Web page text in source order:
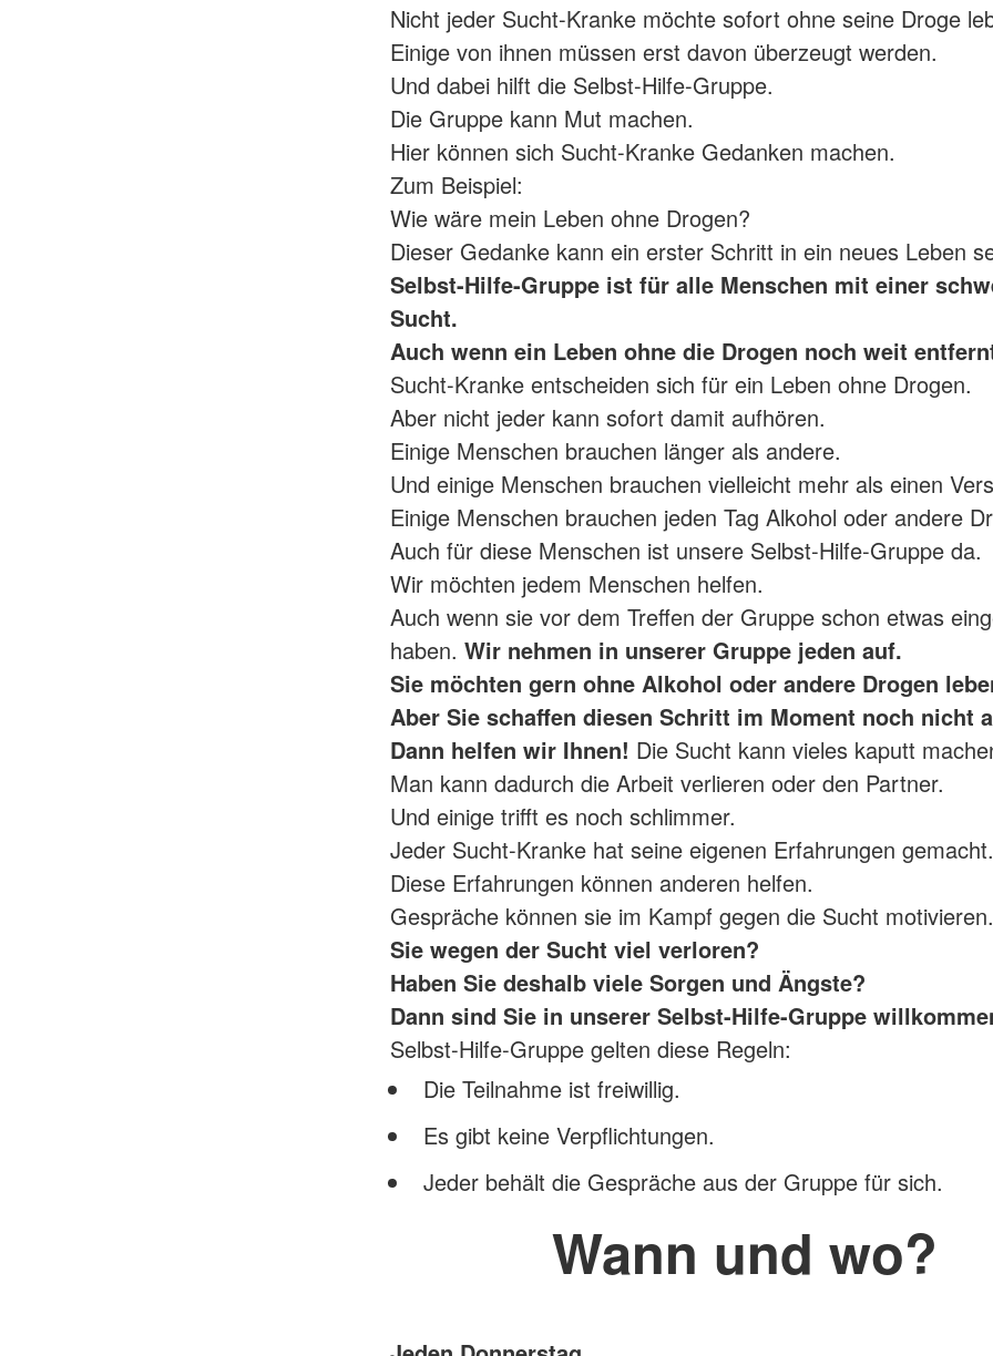
Nicht jeder Sucht-Kranke möchte sofort ohne seine Droge
Einige von ihnen müssen erst davon überzeugt werden.
Und dabei hilft die Selbst-Hilfe-Gruppe.
Die Gruppe kann Mut machen.
Hier können sich Sucht-Kranke Gedanken machen.
Zum Beispiel:
Wie wäre mein Leben ohne Drogen?
Dieser Gedanke kann ein erster Schritt in ein neues Leben
Selbst-Hilfe-Gruppe ist für alle Menschen mit einer
Sucht.
Auch wenn ein Leben ohne die Drogen noch weit
Sucht-Kranke entscheiden sich für ein Leben ohne Drogen.
Aber nicht jeder kann sofort damit aufhören.
Einige Menschen brauchen länger als andere.
Und einige Menschen brauchen vielleicht mehr als einen
Einige Menschen brauchen jeden Tag Alkohol oder andere
Auch für diese Menschen ist unsere Selbst-Hilfe-Gruppe da.
Wir möchten jedem Menschen helfen.
Auch wenn sie vor dem Treffen der Gruppe schon etwas
haben. Wir nehmen in unserer Gruppe jeden auf.
Sie möchten gern ohne Alkohol oder andere Drogen
Aber Sie schaffen diesen Schritt im Moment noch nicht
Dann helfen wir Ihnen! Die Sucht kann vieles kaputt
Man kann dadurch die Arbeit verlieren oder den Partner.
Und einige trifft es noch schlimmer.
Jeder Sucht-Kranke hat seine eigenen Erfahrungen gemacht.
Diese Erfahrungen können anderen helfen.
Gespräche können sie im Kampf gegen die Sucht motivieren.
Sie wegen der Sucht viel verloren?
Haben Sie deshalb viele Sorgen und Ängste?
Dann sind Sie in unserer Selbst-Hilfe-Gruppe
Selbst-Hilfe-Gruppe gelten diese Regeln:
Die Teilnahme ist freiwillig.
Es gibt keine Verpflichtungen.
Jeder behält die Gespräche aus der Gruppe für sich.
Wann und wo?